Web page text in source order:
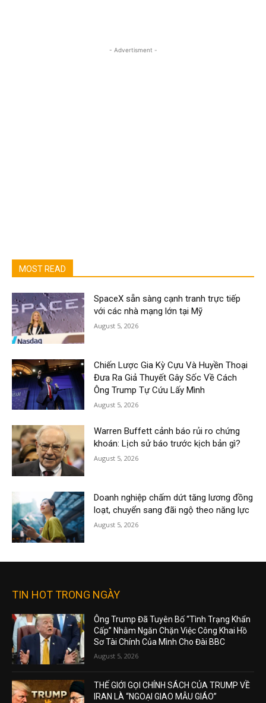
- Advertisment -
MOST READ
SpaceX sẵn sàng cạnh tranh trực tiếp
với các nhà mạng lớn tại Mỹ
August 5, 2026
Chiến Lược Gia Kỳ Cựu Và Huyền Thoại
Đưa Ra Giả Thuyết Gây Sốc Về Cách
Ông Trump Tự Cứu Lấy Mình
August 5, 2026
Warren Buffett cảnh báo rủi ro chứng
khoán: Lịch sử báo trước kịch bản gì?
August 5, 2026
Doanh nghiệp chấm dứt tăng lương đồng
loạt, chuyển sang đãi ngộ theo năng lực
August 5, 2026
TIN HOT TRONG NGÀY
Ông Trump Đã Tuyên Bố “Tình Trạng Khẩn
Cấp” Nhằm Ngăn Chặn Việc Công Khai Hồ
Sơ Tài Chính Của Mình Cho Đài BBC
August 5, 2026
THẾ GIỚI GỌI CHÍNH SÁCH CỦA TRUMP VỀ
IRAN LÀ “NGOẠI GIAO MẪU GIÁO”